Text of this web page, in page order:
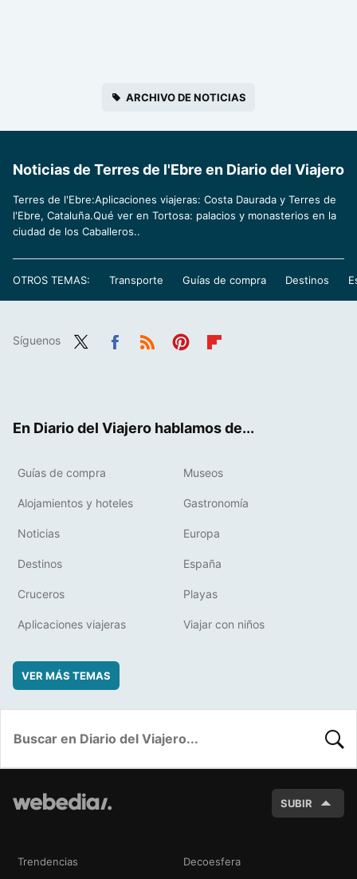
ARCHIVO DE NOTICIAS
Noticias de Terres de l'Ebre en Diario del Viajero
Terres de l'Ebre:Aplicaciones viajeras: Costa Daurada y Terres de
l'Ebre, Cataluña.Qué ver en Tortosa: palacios y monasterios en la
ciudad de los Caballeros..
OTROS TEMAS: Transporte Guías de compra Destinos
Síguenos
En Diario del Viajero hablamos de...
Guías de compra Museos
Alojamientos y hoteles Gastronomía
Noticias Europa
Destinos España
Cruceros Playas
Aplicaciones viajeras Viajar con niños
VER MÁS TEMAS
SUBIR
Trendencias Decoesfera